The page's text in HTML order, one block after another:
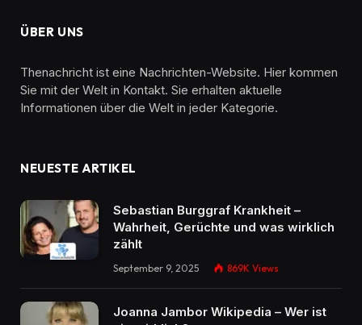
ÜBER UNS
Thenachricht ist eine Nachrichten-Website. Hier kommen
Sie mit der Welt in Kontakt. Sie erhalten aktuelle
Informationen über die Welt in jeder Kategorie.
NEUESTE ARTIKEL
Sebastian Burggraf Krankheit –
Wahrheit, Gerüchte und was wirklich
zählt
September 9, 2025 869K Views
Joanna Jambor Wikipedia – Wer ist